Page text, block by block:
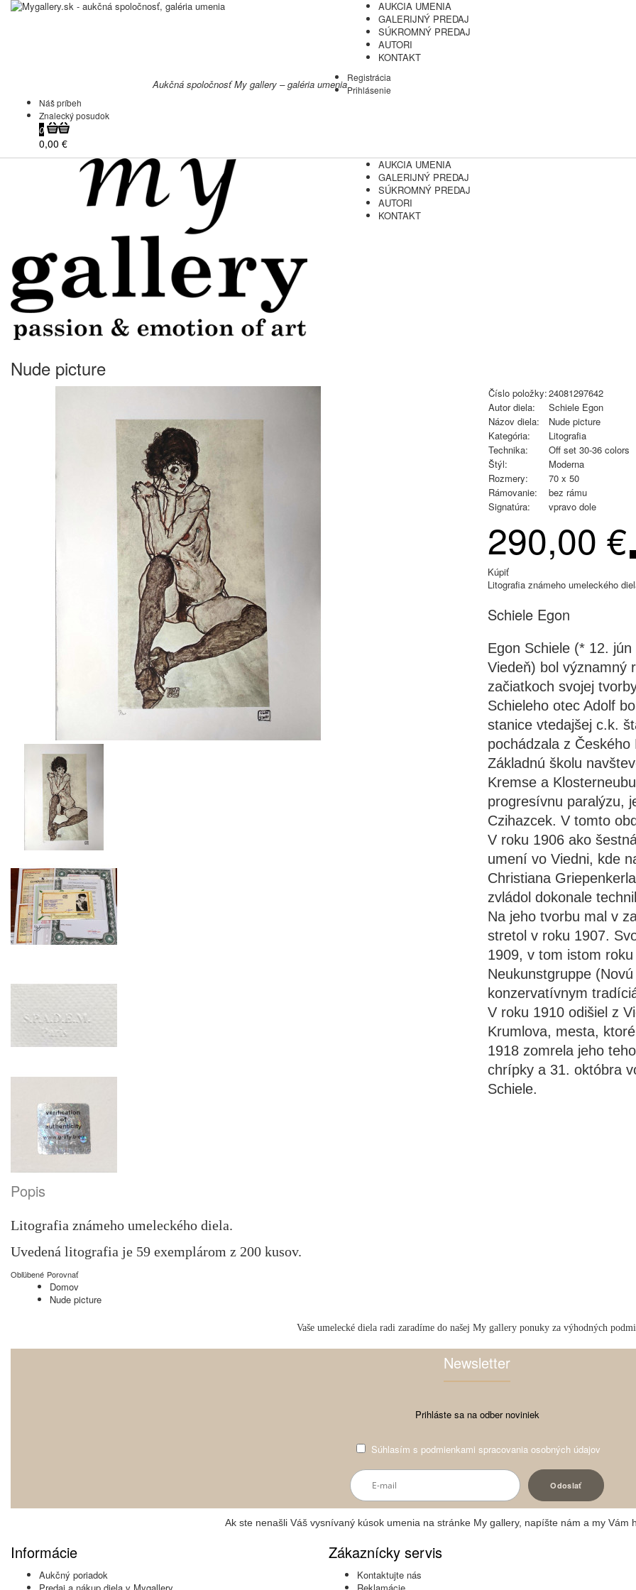
AUKCIA UMENIA
GALERIJNÝ PREDAJ
SÚKROMNÝ PREDAJ
AUTORI
KONTAKT
Aukčná spoločnosť My gallery – galéria umenia
Registrácia
Prihlásenie
Náš príbeh
Znalecký posudok
0
0,00 €
AUKCIA UMENIA
GALERIJNÝ PREDAJ
SÚKROMNÝ PREDAJ
AUTORI
KONTAKT
Nude picture
Číslo položky:24081297642
Autor diela:
Schiele Egon
Názov diela:
Nude picture
Kategória:
Litografia
Technika:
Off set 30-36 colors
Štýl:
Moderna
Rozmery:
70 x 50
Rámovanie:
bez rámu
Signatúra:
vpravo dole
290,00 €
Kúpiť
Litografia známeho umeleckého
Schiele Egon
Egon Schiele (* 12.
Viedeň) bol významný
začiatkoch svojej
Schieleho otec Adolf
stanice vtedajšej c.k.
pochádzala z Českého
Základnú školu
Kremse a
progresívnu paralýzu,
Czihazcek. V tomto
V roku 1906 ako
umení vo Viedni, kde
Christiana
zvládol dokonale
Na jeho tvorbu mal v
stretol v roku 1907.
1909, v tom istom
Neukunstgruppe
konzervatívnym
V roku 1910 odišiel z
Krumlova, mesta,
1918 zomrela jeho
chrípky a 31. októbra
Schiele.
Popis
Litografia známeho umeleckého diela.
Uvedená litografia je 59 exemplárom z 200 kusov.
Obľúbené Porovnať
Domov
Nude picture
Vaše umelecké diela radi zaradíme do našej My gallery ponuky za výhodných
Newsletter
Prihláste sa na odber noviniek
Súhlasím s podmienkami spracovania osobných údajov
Ak ste nenašli Váš vysnívaný kúsok umenia na stránke My gallery, napíšte nám a my Vám
Informácie
Aukčný poriadok
Zákaznícky servis
Kontaktujte nás